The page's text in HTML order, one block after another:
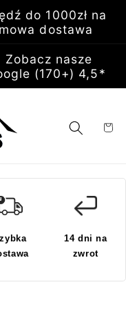
do 1000zł na
dostawa
Zobacz nasze
(170+) 4,5*
Koszyk
14 dni na
zwrot